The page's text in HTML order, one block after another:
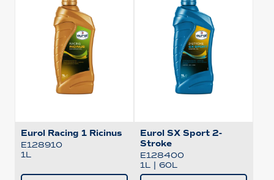
Eurol Racing 1 Ricinus
E128910
1L
Eurol SX Sport 2-
Stroke
E128400
1L
60L